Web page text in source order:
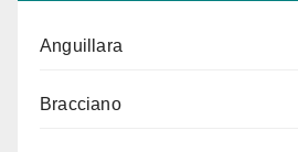
Anguillara
Bracciano